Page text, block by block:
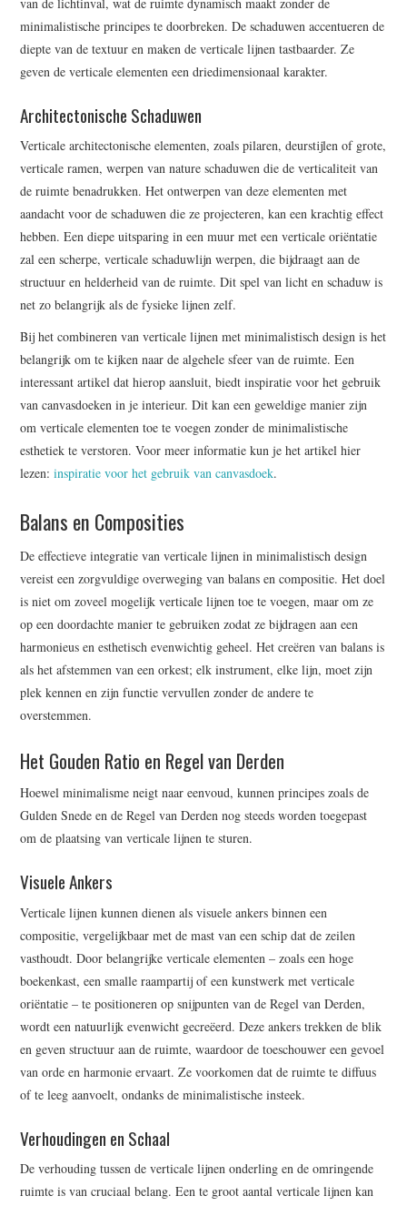
minimalistische principes te doorbreken. De schaduwen accentueren de
diepte van de textuur en maken de verticale lijnen tastbaarder. Ze
geven de verticale elementen een driedimensionaal karakter.
Architectonische Schaduwen
Verticale architectonische elementen, zoals pilaren, deurstijlen of grote,
verticale ramen, werpen van nature schaduwen die de verticaliteit van
de ruimte benadrukken. Het ontwerpen van deze elementen met
aandacht voor de schaduwen die ze projecteren, kan een krachtig effect
hebben. Een diepe uitsparing in een muur met een verticale oriëntatie
zal een scherpe, verticale schaduwlijn werpen, die bijdraagt aan de
structuur en helderheid van de ruimte. Dit spel van licht en schaduw is
net zo belangrijk als de fysieke lijnen zelf.
Bij het combineren van verticale lijnen met minimalistisch design is het
belangrijk om te kijken naar de algehele sfeer van de ruimte. Een
interessant artikel dat hierop aansluit, biedt inspiratie voor het gebruik
van canvasdoeken in je interieur. Dit kan een geweldige manier zijn
om verticale elementen toe te voegen zonder de minimalistische
esthetiek te verstoren. Voor meer informatie kun je het artikel hier
lezen:inspiratie voor het gebruik van canvasdoek.
Balans en Composities
De effectieve integratie van verticale lijnen in minimalistisch design
vereist een zorgvuldige overweging van balans en compositie. Het doel
is niet om zoveel mogelijk verticale lijnen toe te voegen, maar om ze
op een doordachte manier te gebruiken zodat ze bijdragen aan een
harmonieus en esthetisch evenwichtig geheel. Het creëren van balans is
als het afstemmen van een orkest; elk instrument, elke lijn, moet zijn
plek kennen en zijn functie vervullen zonder de andere te
overstemmen.
Het Gouden Ratio en Regel van Derden
Hoewel minimalisme neigt naar eenvoud, kunnen principes zoals de
Gulden Snede en de Regel van Derden nog steeds worden toegepast
om de plaatsing van verticale lijnen te sturen.
Visuele Ankers
Verticale lijnen kunnen dienen als visuele ankers binnen een
compositie, vergelijkbaar met de mast van een schip dat de zeilen
vasthoudt. Door belangrijke verticale elementen – zoals een hoge
boekenkast, een smalle raampartij of een kunstwerk met verticale
oriëntatie – te positioneren op snijpunten van de Regel van Derden,
wordt een natuurlijk evenwicht gecreëerd. Deze ankers trekken de blik
en geven structuur aan de ruimte, waardoor de toeschouwer een gevoel
van orde en harmonie ervaart. Ze voorkomen dat de ruimte te diffuus
of te leeg aanvoelt, ondanks de minimalistische insteek.
Verhoudingen en Schaal
De verhouding tussen de verticale lijnen onderling en de omringende
ruimte is van cruciaal belang. Een te groot aantal verticale lijnen kan